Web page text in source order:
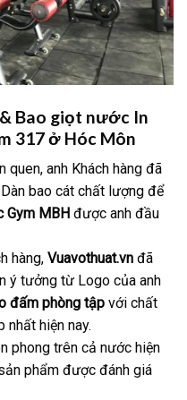
Bao giọt nước In
317 ở Hóc Môn
anh Khách hàng đã
bao cát chất lượng để
Gym MBH được anh đầu
hàng, Vuavothuat.vn đã
ý tưởng từ Logo của anh
đấm phòng tập với chất
hiện nay.
phong trên cả nước hiện
phẩm được đánh giá